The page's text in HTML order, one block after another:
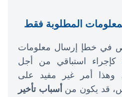
في خطإ إرسال معلومات
كإجراء استباقي من أجل
وهذا أمر غير مفيد على
قد يكون من أسباب تأخير